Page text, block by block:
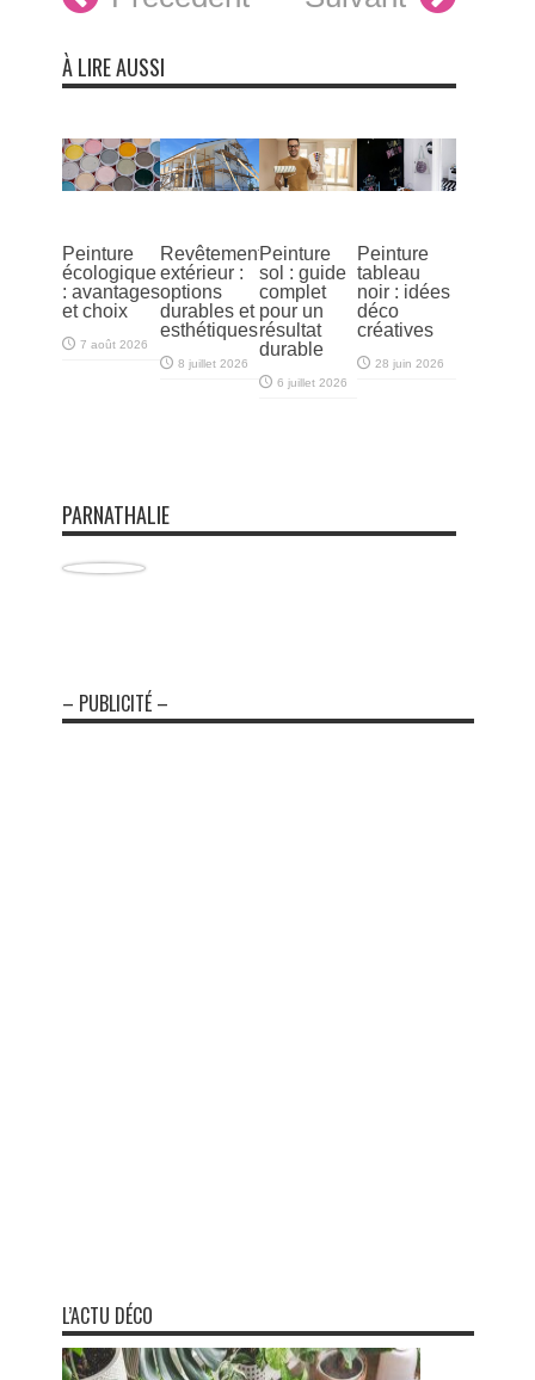
À LIRE AUSSI
Peinture
écologique
: avantages
et choix
7 août 2026
Revêtement
extérieur :
options
durables et
esthétiques
8 juillet 2026
Peinture
sol : guide
complet
pour un
résultat
durable
6 juillet 2026
Peinture
tableau
noir : idées
déco
créatives
28 juin 2026
PARNATHALIE
– PUBLICITÉ –
L’ACTU DÉCO